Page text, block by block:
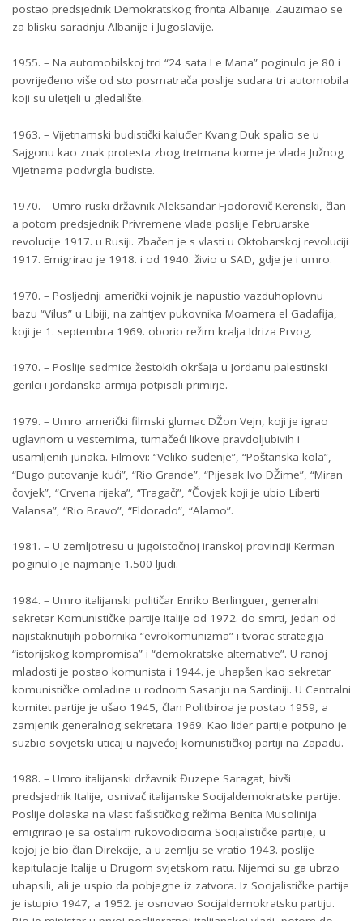
postao predsjednik Demokratskog fronta Albanije. Zauzimao se
za blisku saradnju Albanije i Jugoslavije.
1955. – Na automobilskoj trci “24 sata Le Mana” poginulo je 80 i
povrijeđeno više od sto posmatrača poslije sudara tri automobila
koji su uletjeli u gledalište.
1963. – Vijetnamski budistički kaluđer Kvang Duk spalio se u
Sajgonu kao znak protesta zbog tretmana kome je vlada Južnog
Vijetnama podvrgla budiste.
1970. – Umro ruski državnik Aleksandar Fjodorovič Kerenski, član
a potom predsjednik Privremene vlade poslije Februarske
revolucije 1917. u Rusiji. Zbačen je s vlasti u Oktobarskoj revoluciji
1917. Emigrirao je 1918. i od 1940. živio u SAD, gdje je i umro.
1970. – Posljednji američki vojnik je napustio vazduhoplovnu
bazu “Vilus” u Libiji, na zahtjev pukovnika Moamera el Gadafija,
koji je 1. septembra 1969. oborio režim kralja Idriza Prvog.
1970. – Poslije sedmice žestokih okršaja u Jordanu palestinski
gerilci i jordanska armija potpisali primirje.
1979. – Umro američki filmski glumac DŽon Vejn, koji je igrao
uglavnom u vesternima, tumačeći likove pravdoljubivih i
usamljenih junaka. Filmovi: “Veliko suđenje”, “Poštanska kola”,
“Dugo putovanje kući”, “Rio Grande”, “Pijesak Ivo DŽime”, “Miran
čovjek”, “Crvena rijeka”, “Tragači”, “Čovjek koji je ubio Liberti
Valansa”, “Rio Bravo”, “Eldorado”, “Alamo”.
1981. – U zemljotresu u jugoistočnoj iranskoj provinciji Kerman
poginulo je najmanje 1.500 ljudi.
1984. – Umro italijanski političar Enriko Berlinguer, generalni
sekretar Komunističke partije Italije od 1972. do smrti, jedan od
najistaknutijih pobornika “evrokomunizma” i tvorac strategija
“istorijskog kompromisa” i “demokratske alternative”. U ranoj
mladosti je postao komunista i 1944. je uhapšen kao sekretar
komunističke omladine u rodnom Sasariju na Sardiniji. U Centralni
komitet partije je ušao 1945, član Politbiroa je postao 1959, a
zamjenik generalnog sekretara 1969. Kao lider partije potpuno je
suzbio sovjetski uticaj u najvećoj komunističkoj partiji na Zapadu.
1988. – Umro italijanski državnik Đuzepe Saragat, bivši
predsjednik Italije, osnivač italijanske Socijaldemokratske partije.
Poslije dolaska na vlast fašističkog režima Benita Musolinija
emigrirao je sa ostalim rukovodiocima Socijalističke partije, u
kojoj je bio član Direkcije, a u zemlju se vratio 1943. poslije
kapitulacije Italije u Drugom svjetskom ratu. Nijemci su ga ubrzo
uhapsili, ali je uspio da pobjegne iz zatvora. Iz Socijalističke partije
je istupio 1947, a 1952. je osnovao Socijaldemokratsku partiju.